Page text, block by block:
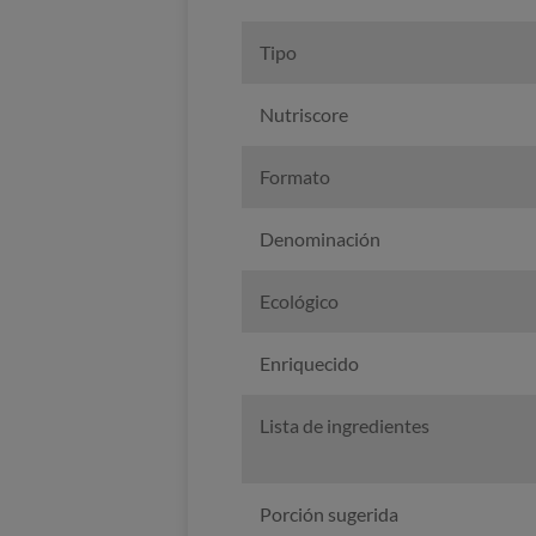
Tipo
Nutriscore
Formato
Denominación
Ecológico
Enriquecido
Lista de ingredientes
Porción sugerida